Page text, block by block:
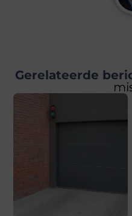
Gerelateerde